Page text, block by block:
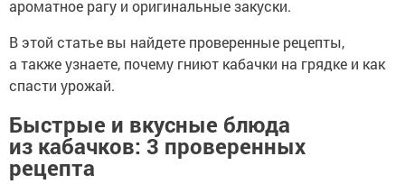
ароматное рагу и оригинальные закуски.
В этой статье вы найдете проверенные рецепты,
а также узнаете, почему гниют кабачки на грядке и как
спасти урожай.
Быстрые и вкусные блюда
из кабачков: 3 проверенных
рецепта